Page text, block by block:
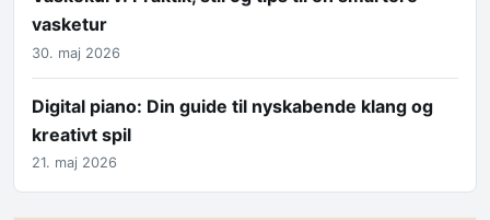
vasketur
30. maj 2026
Digital piano: Din guide til nyskabende klang og
kreativt spil
21. maj 2026